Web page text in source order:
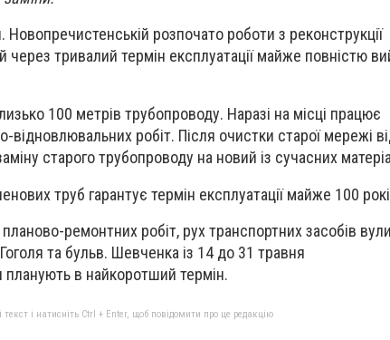
Новопречистенській розпочато роботи з реконструкції
через тривалий термін експлуатації майже повністю
100 метрів трубопроводу. Наразі на місці працює
відновлювальних робіт. Після очистки старої мережі
старого трубопроводу на новий із сучасних
труб гарантує термін експлуатації майже 100
ремонтних робіт, рух транспортних засобів
та бульв. Шевченка із 14 до 31 травня
в найкоротший термін.
і натисніть Ctrl + Enter, щоб повідомити про це редакцію